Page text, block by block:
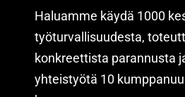
Haluamme käydä 1000
työturvallisuudesta,
konkreettista parannusta
yhteistyötä 10